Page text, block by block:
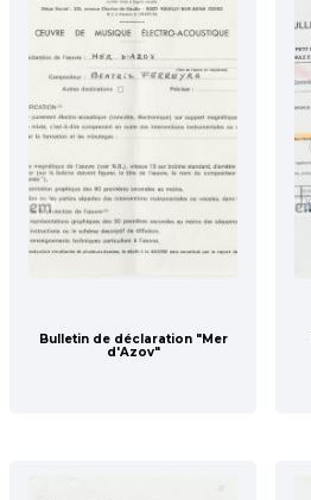
Bulletin de déclaration "Mer
d'Azov"